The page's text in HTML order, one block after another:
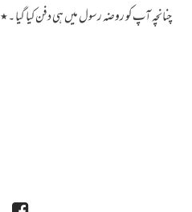
چنانچہ آپ کو روضہ رسول میں ہی دفن کیا گیا ۔٭